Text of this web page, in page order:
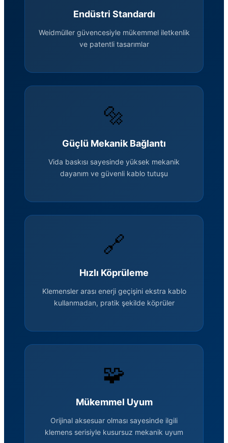
Endüstri Standardı
Weidmüller güvencesiyle mükemmel iletkenlik
ve patentli tasarımlar
🔩
Güçlü Mekanik Bağlantı
Vida baskısı sayesinde yüksek mekanik
dayanım ve güvenli kablo tutuşu
🔗
Hızlı Köprüleme
Klemensler arası enerji geçişini ekstra kablo
kullanmadan, pratik şekilde köprüler
🧩
Mükemmel Uyum
Orijinal aksesuar olması sayesinde ilgili
klemens serisiyle kusursuz mekanik uyum